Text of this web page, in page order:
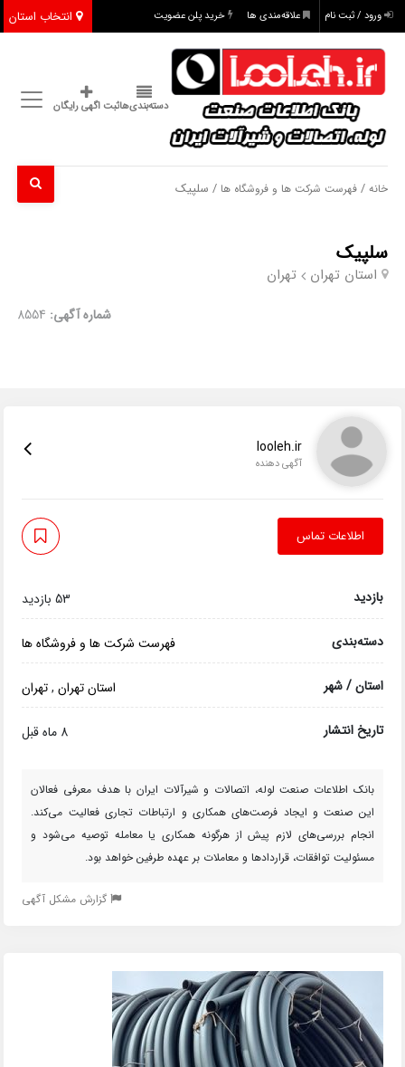
انتخاب استان ورود / ثبت نام علاقه‌مندی ها خرید پلن عضویت
دسته‌بندی‌هاثبت اگهی رایگان
خانه /فهرست شرکت ها و فروشگاه ها / سلپیک
سلپیک
استان تهران تهران
شماره آگهی: 8554
looleh.ir
آگهی دهنده
اطلاعات تماس
بازدید 53 بازدید
دسته‌بندی فهرست شرکت ها و فروشگاه ها
استان / شهر استان تهران,تهران
تاریخ انتشار 8 ماه قبل
بانک اطلاعات صنعت لوله، اتصالات و شیرآلات ایران با هدف معرفی فعالان
این صنعت و ایجاد فرصت‌های همکاری و ارتباطات تجاری فعالیت می‌کند.
انجام بررسی‌های لازم پیش از هرگونه همکاری یا معامله توصیه می‌شود و
مسئولیت توافقات، قراردادها و معاملات بر عهده طرفین خواهد بود.
گزارش مشکل آگهی